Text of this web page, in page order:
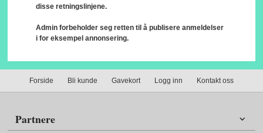
disse retningslinjene.
Admin forbeholder seg retten til å publisere anmeldelser
i for eksempel annonsering.
Forside Bli kunde Gavekort Logg inn Kontakt oss
Partnere